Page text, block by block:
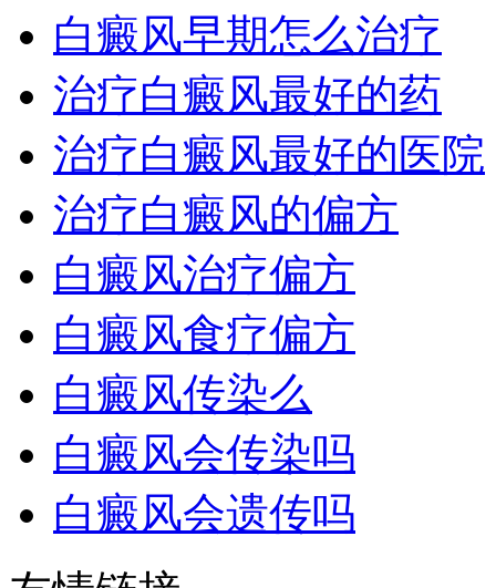
白癜风早期怎么治疗
治疗白癜风最好的药
治疗白癜风最好的医院
治疗白癜风的偏方
白癜风治疗偏方
白癜风食疗偏方
白癜风传染么
白癜风会传染吗
白癜风会遗传吗